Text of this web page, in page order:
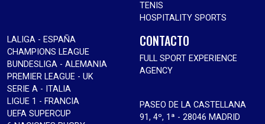
TENIS
HOSPITALITY SPORTS
LALIGA - ESPAÑA
CHAMPIONS LEAGUE
BUNDESLIGA - ALEMANIA
PREMIER LEAGUE - UK
SERIE A - ITALIA
LIGUE 1 - FRANCIA
UEFA SUPERCUP
CONTACTO
FULL SPORT EXPERIENCE
AGENCY
PASEO DE LA CASTELLANA
91, 4º, 1ª - 28046 MADRID